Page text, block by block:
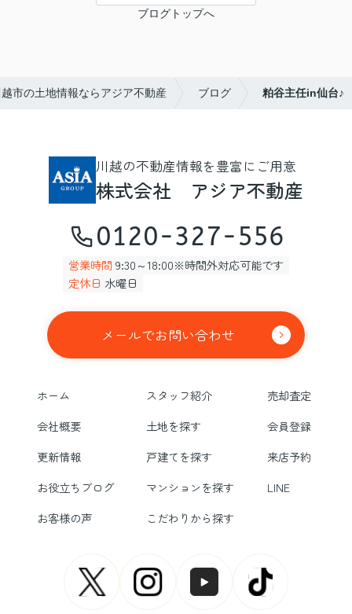
ブログトップへ
市の土地情報ならアジア不動産 ブログ 粕谷主任in仙台♪
川越の不動産情報を豊富にご用意
株式会社 アジア不動産
0120-327-556
営業時間 9:30～18:00※時間外対応可能です
定休日 水曜日
メールでお問い合わせ
ホーム スタッフ紹介
売却査定
会社概要
土地を探す
会員登録
更新情報
戸建てを探す
来店予約
お役立ちブログ
マンションを探す
LINE
お客様の声
こだわりから探す